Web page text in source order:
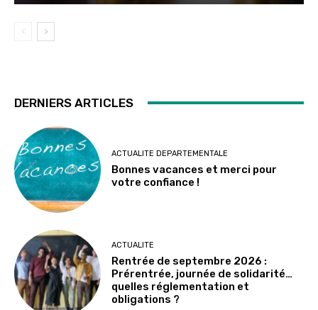
DERNIERS ARTICLES
ACTUALITE DEPARTEMENTALE
Bonnes vacances et merci pour
votre confiance !
ACTUALITE
Rentrée de septembre 2026 :
Prérentrée, journée de solidarité…
quelles réglementation et
obligations ?